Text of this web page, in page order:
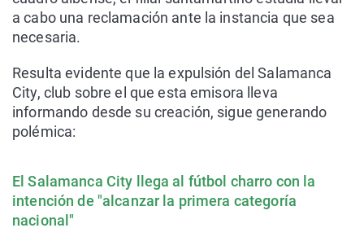
a cabo una reclamación ante la instancia que sea
necesaria.
Resulta evidente que la expulsión del Salamanca
City, club sobre el que esta emisora lleva
informando desde su creación, sigue generando
polémica:
El Salamanca City llega al fútbol charro con la
intención de "alcanzar la primera categoría
nacional"